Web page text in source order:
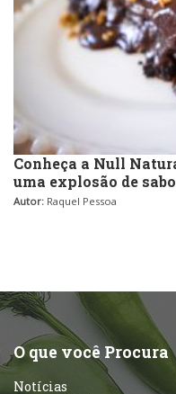
Conheça a Null
uma explosão de
Autor: Raquel Pessoa
O que você Procura
Notícias